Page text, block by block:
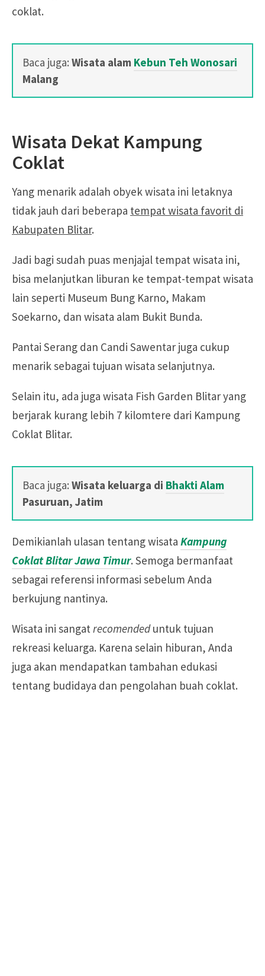
coklat.
Baca juga: Wisata alam Kebun Teh Wonosari
Malang
Wisata Dekat Kampung
Coklat
Yang menarik adalah obyek wisata ini letaknya
tidak jauh dari beberapa tempat wisata favorit di
Kabupaten Blitar.
Jadi bagi sudah puas menjajal tempat wisata ini,
bisa melanjutkan liburan ke tempat-tempat wisata
lain seperti Museum Bung Karno, Makam
Soekarno, dan wisata alam Bukit Bunda.
Pantai Serang dan Candi Sawentar juga cukup
menarik sebagai tujuan wisata selanjutnya.
Selain itu, ada juga wisata Fish Garden Blitar yang
berjarak kurang lebih 7 kilomtere dari Kampung
Coklat Blitar.
Baca juga: Wisata keluarga di Bhakti Alam
Pasuruan, Jatim
Demikianlah ulasan tentang wisata Kampung
Coklat Blitar Jawa Timur. Semoga bermanfaat
sebagai referensi informasi sebelum Anda
berkujung nantinya.
Wisata ini sangatrecomendeduntuk tujuan
rekreasi keluarga. Karena selain hiburan, Anda
juga akan mendapatkan tambahan edukasi
tentang budidaya dan pengolahan buah coklat.